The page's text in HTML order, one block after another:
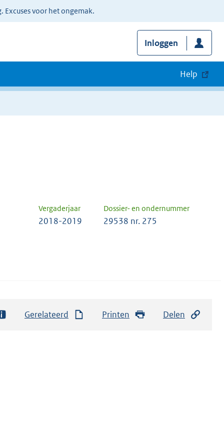
voor het ongemak.
Inloggen
Help
Vergaderjaar Dossier- en ondernummer
2018-2019 29538 nr. 275
Gerelateerd Printen Delen